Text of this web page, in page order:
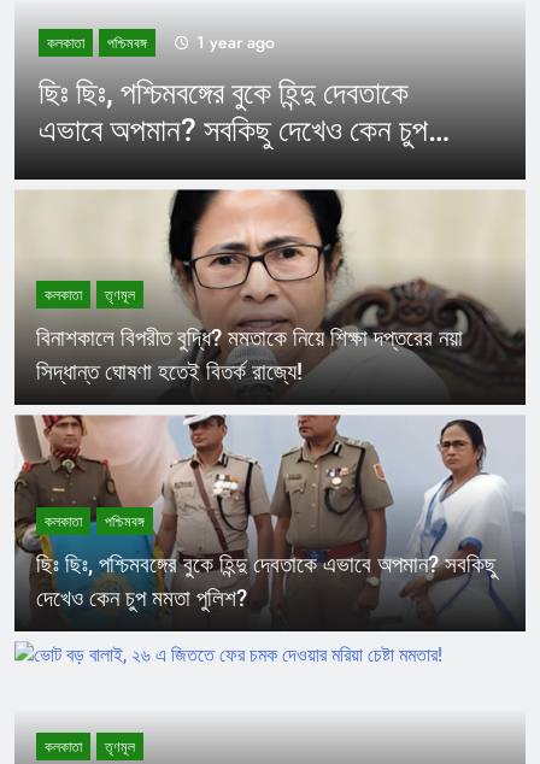
কলকাতা পশ্চিমবঙ্গ 1 year ago
ছিঃ ছিঃ, পশ্চিমবঙ্গের বুকে হিন্দু দেবতাকে
এভাবে অপমান? সবকিছু দেখেও কেন চুপ
মমতা পুলিশ?
কলকাতা তৃণমূল
বিনাশকালে বিপরীত বুদ্ধি? মমতাকে নিয়ে শিক্ষা দপ্তরের নয়া
সিদ্ধান্ত ঘোষণা হতেই বিতর্ক রাজ্যে!
কলকাতা পশ্চিমবঙ্গ
ছিঃ ছিঃ, পশ্চিমবঙ্গের বুকে হিন্দু দেবতাকে এভাবে অপমান? সবকিছু
দেখেও কেন চুপ মমতা পুলিশ?
কলকাতা তৃণমূল